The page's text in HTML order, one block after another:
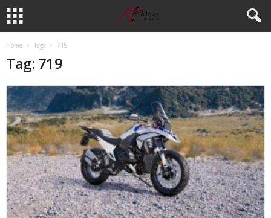
Home Tags 719
Tag: 719